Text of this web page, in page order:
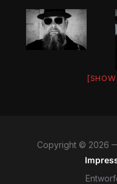
Copyright © 2026